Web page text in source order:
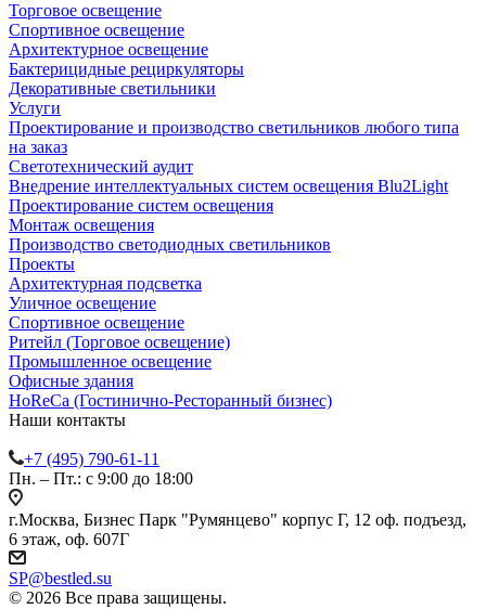
Торговое освещение
Спортивное освещение
Архитектурное освещение
Бактерицидные рециркуляторы
Декоративные светильники
Услуги
Проектирование и производство светильников любого типа
на заказ
Светотехнический аудит
Внедрение интеллектуальных систем освещения Blu2Light
Проектирование систем освещения
Монтаж освещения
Производство светодиодных светильников
Проекты
Архитектурная подсветка
Уличное освещение
Спортивное освещение
Ритейл (Торговое освещение)
Промышленное освещение
Офисные здания
HoReCa (Гостинично-Ресторанный бизнес)
Наши контакты
+7 (495) 790-61-11
Пн. – Пт.: с 9:00 до 18:00
г.Москва, Бизнес Парк "Румянцево" корпус Г, 12 оф. подъезд,
6 этаж, оф. 607Г
SP@bestled.su
© 2026 Все права защищены.